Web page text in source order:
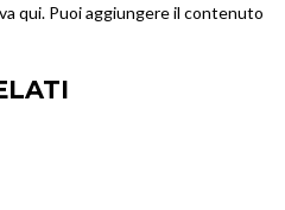
qui. Puoi aggiungere il contenuto